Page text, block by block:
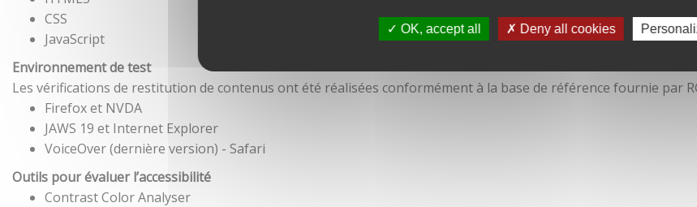
OK, accept all Deny all cookies
CSS
JavaScript
Environnement de test
Les vérifications de restitution de contenus ont été réalisées conformément à la base de référence fournie par
Firefox et NVDA
JAWS 19 et Internet Explorer
VoiceOver (dernière version) - Safari
Outils pour évaluer l’accessibilité
Contrast Color Analyser